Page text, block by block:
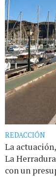
REDACCIÓN
La
La
con un